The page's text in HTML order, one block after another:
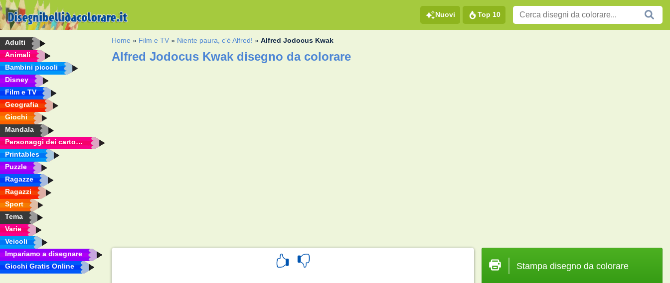
Nuovi Top 10
Adulti
Animali
Bambini piccoli
Disney
Film e TV
Geografia
Giochi
Mandala
Personaggi dei cartoni animati
Printables
Puzzle
Ragazze
Ragazzi
Sport
Tema
Varie
Veicoli
Impariamo a disegnare
Giochi Gratis Online
Home » Film e TV » Niente paura, c'è Alfred! »Alfred Jodocus Kwak
Alfred Jodocus Kwak disegno da colorare
Stampa disegno da colorare